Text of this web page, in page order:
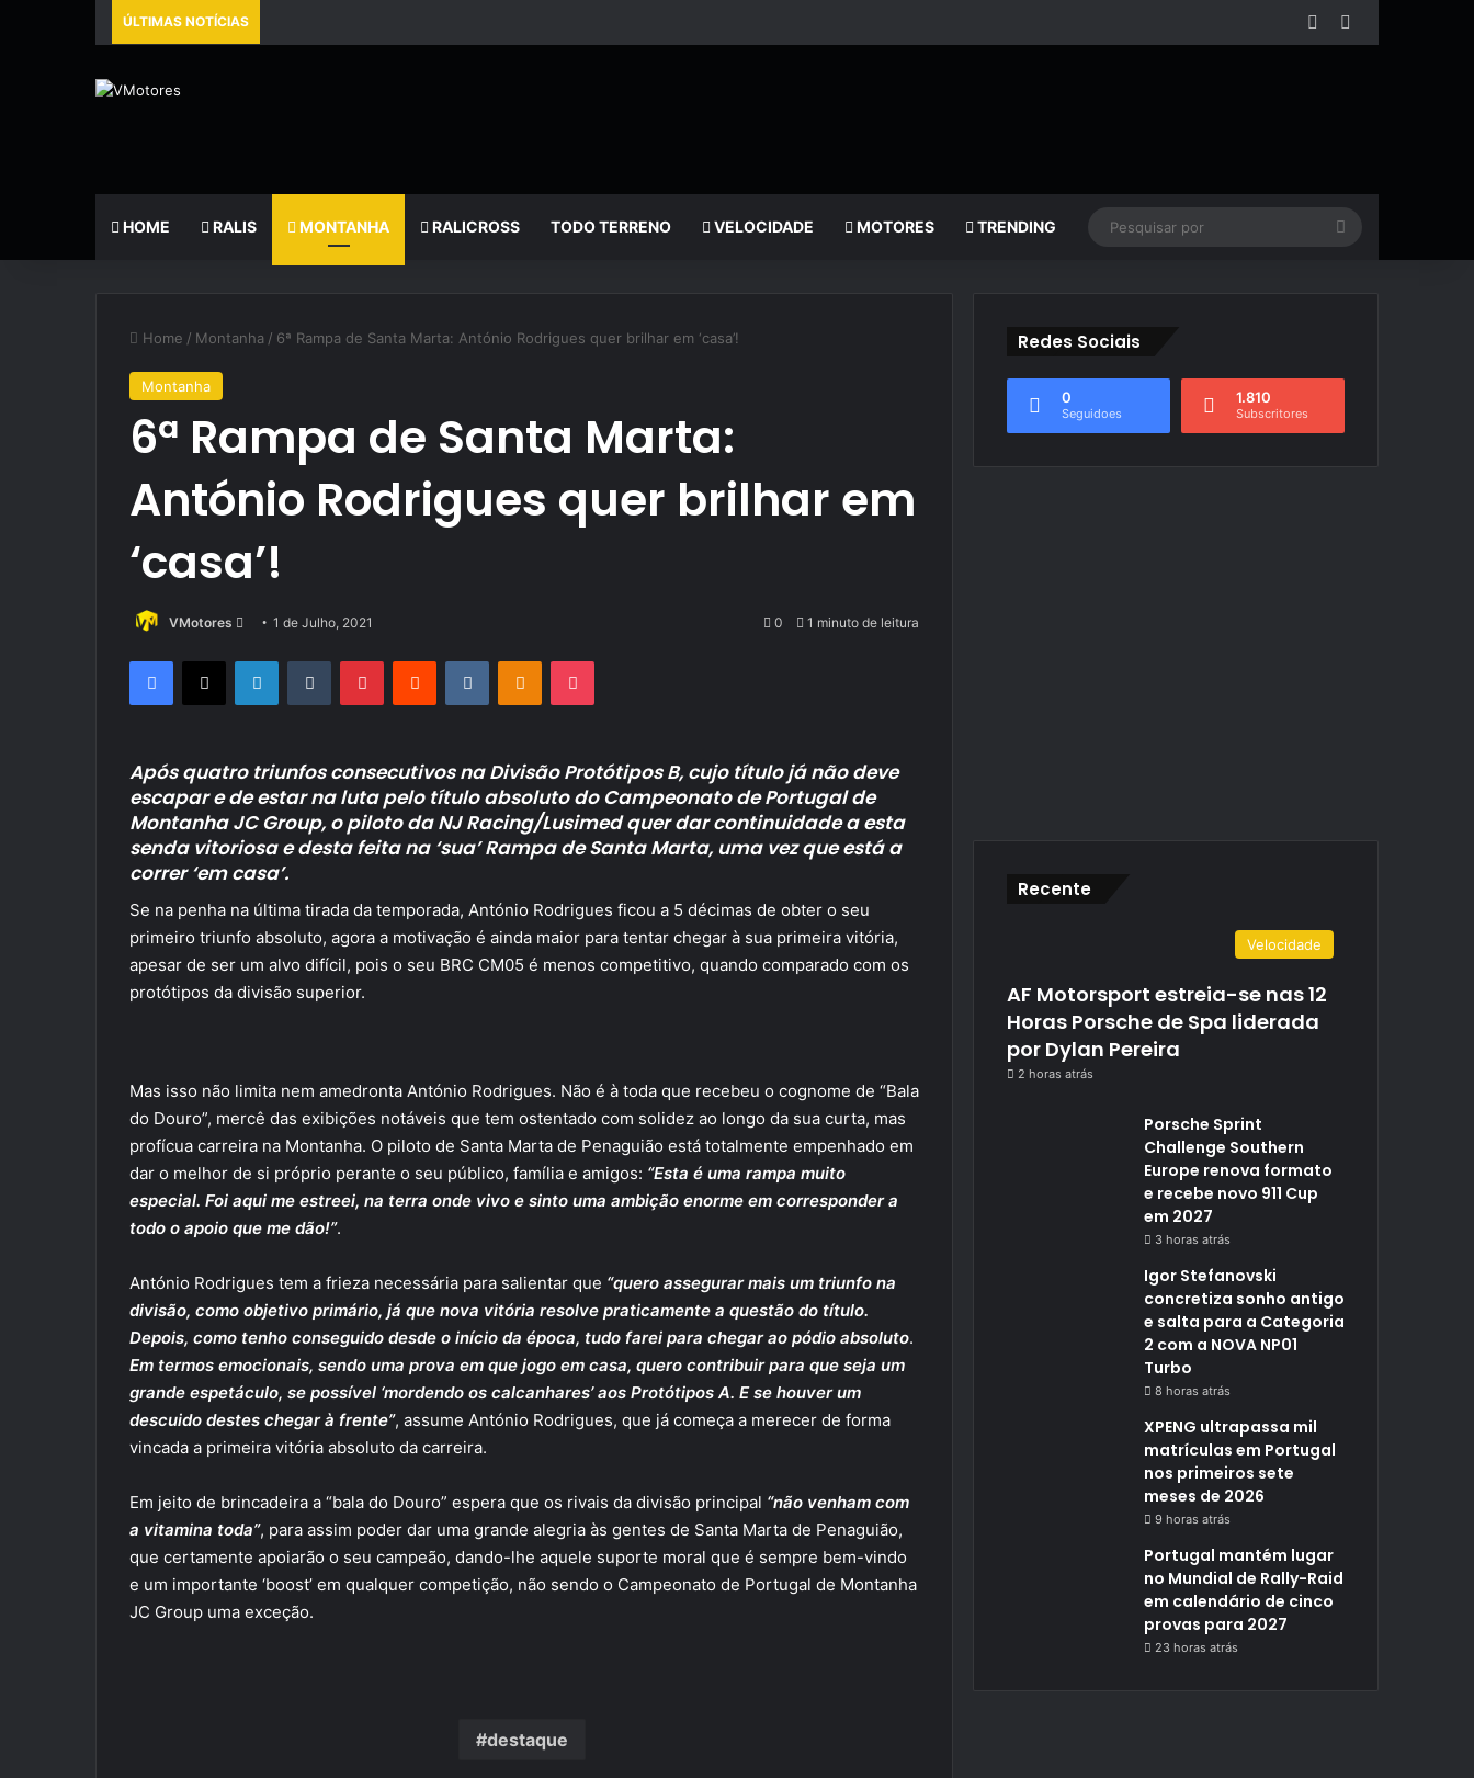
ÚLTIMAS NOTÍCIAS Facebook
HOME RALIS MONTANHA RALICROSS TODO TERRENO VELOCIDADE MOTORES TRENDING
Pesquisar
Home / Montanha / 6ª Rampa de Santa Marta: António Rodrigues quer brilhar em ‘casa’!
Montanha
6ª Rampa de Santa Marta:
António Rodrigues quer brilhar em
‘casa’!
VMotores
Send
email
1 de Julho, 2021 0 1 minuto de leitura
Facebook
X LinkedInTumblr PinterestReddit VKontakteOdnoklassniki
Pocket
Após quatro triunfos consecutivos na Divisão Protótipos B, cujo título já não deve
escapar e de estar na luta pelo título absoluto do Campeonato de Portugal de
Montanha JC Group, o piloto da NJ Racing/Lusimed quer dar continuidade a esta
senda vitoriosa e desta feita na ‘sua’ Rampa de Santa Marta, uma vez que está a
correr ‘em casa’.
Se na penha na última tirada da temporada, António Rodrigues ficou a 5 décimas de obter o seu
primeiro triunfo absoluto, agora a motivação é ainda maior para tentar chegar à sua primeira vitória,
apesar de ser um alvo difícil, pois o seu BRC CM05 é menos competitivo, quando comparado com os
protótipos da divisão superior.
Mas isso não limita nem amedronta António Rodrigues. Não é à toda que recebeu o cognome de “Bala
do Douro”, mercê das exibições notáveis que tem ostentado com solidez ao longo da sua curta, mas
profícua carreira na Montanha. O piloto de Santa Marta de Penaguião está totalmente empenhado em
dar o melhor de si próprio perante o seu público, família e amigos: “Esta é uma rampa muito
especial. Foi aqui me estreei, na terra onde vivo e sinto uma ambição enorme em corresponder a
todo o apoio que me dão!”.
António Rodrigues tem a frieza necessária para salientar que “quero assegurar mais um triunfo na
divisão, como objetivo primário, já que nova vitória resolve praticamente a questão do título.
Depois, como tenho conseguido desde o início da época, tudo farei para chegar ao pódio absoluto.
Em termos emocionais, sendo uma prova em que jogo em casa, quero contribuir para que seja um
grande espetáculo, se possível ‘mordendo os calcanhares’ aos Protótipos A. E se houver um
descuido destes chegar à frente”, assume António Rodrigues, que já começa a merecer de forma
vincada a primeira vitória absoluto da carreira.
Em jeito de brincadeira a “bala do Douro” espera que os rivais da divisão principal “não venham com
a vitamina toda”, para assim poder dar uma grande alegria às gentes de Santa Marta de Penaguião,
que certamente apoiarão o seu campeão, dando-lhe aquele suporte moral que é sempre bem-vindo
e um importante ‘boost’ em qualquer competição, não sendo o Campeonato de Portugal de Montanha
JC Group uma exceção.
destaque
Redes Sociais
0
Seguidoes
1.810
Subscritores
Recente
Velocidade
AF Motorsport estreia-se nas 12
Horas Porsche de Spa liderada
por Dylan Pereira
2 horas atrás
Porsche Sprint
Challenge Southern
Europe renova formato
e recebe novo 911 Cup
em 2027
3 horas atrás
Igor Stefanovski
concretiza sonho antigo
e salta para a Categoria
2 com a NOVA NP01
Turbo
8 horas atrás
XPENG ultrapassa mil
matrículas em Portugal
nos primeiros sete
meses de 2026
9 horas atrás
Portugal mantém lugar
no Mundial de Rally-Raid
em calendário de cinco
provas para 2027
23 horas atrás